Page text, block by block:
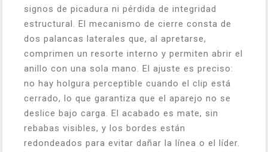
signos de picadura ni pérdida de integridad
estructural. El mecanismo de cierre consta de
dos palancas laterales que, al apretarse,
comprimen un resorte interno y permiten abrir el
anillo con una sola mano. El ajuste es preciso:
no hay holgura perceptible cuando el clip está
cerrado, lo que garantiza que el aparejo no se
deslice bajo carga. El acabado es mate, sin
rebabas visibles, y los bordes están
redondeados para evitar dañar la línea o el líder.